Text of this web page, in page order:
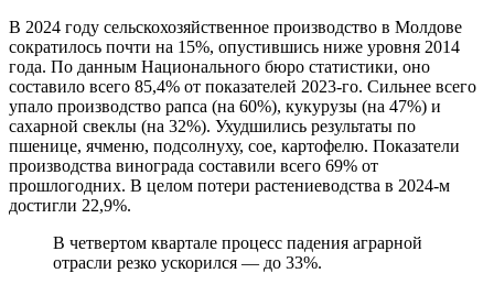
В 2024 году сельскохозяйственное производство в Молдове
сократилось почти на 15%, опустившись ниже уровня 2014
года. По данным Национального бюро статистики, оно
составило всего 85,4% от показателей 2023-го. Сильнее всего
упало производство рапса (на 60%), кукурузы (на 47%) и
сахарной свеклы (на 32%). Ухудшились результаты по
пшенице, ячменю, подсолнуху, сое, картофелю. Показатели
производства винограда составили всего 69% от
прошлогодних. В целом потери растениеводства в 2024-м
достигли 22,9%.
В четвертом квартале процесс падения аграрной
отрасли резко ускорился — до 33%.